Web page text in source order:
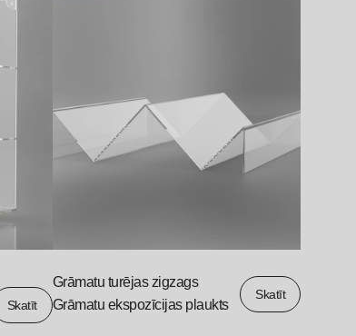
Skatīt
Grāmatu turējas zigzags
Grāmatu ekspozīcijas plaukts
Skatīt